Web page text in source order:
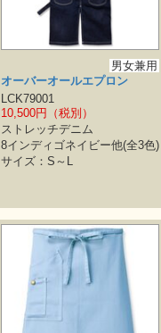
男女兼用
オーバーオールエプロン
LCK79001
10,500円（税別）
ストレッチデニム
8インディゴネイビー他(全3色)
サイズ：S～L